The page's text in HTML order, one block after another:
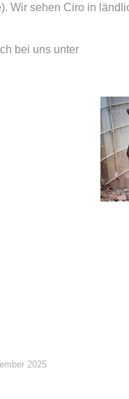
Wir sehen Ciro in
bei uns unter
2025